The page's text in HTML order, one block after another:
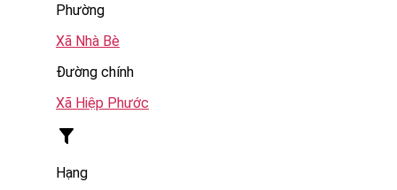
Phường
Xã Nhà Bè
Đường chính
Xã Hiệp Phước
Hạng